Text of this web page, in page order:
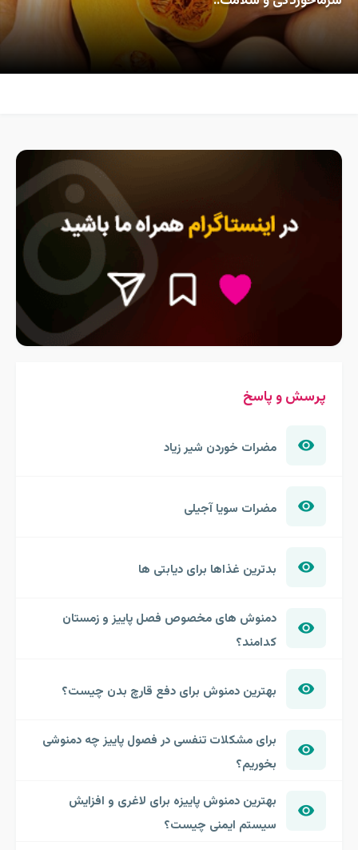
پرسش و پاسخ
مضرات خوردن شیر زیاد
مضرات سویا آجیلی
بدترین غذاها برای دیابتی ها
دمنوش های مخصوص فصل پاییز و زمستان
کدامند؟
بهترین دمنوش برای دفع قارچ بدن چیست؟
برای مشکلات تنفسی در فصول پاییز چه دمنوشی
بخوریم؟
بهترین دمنوش پاییزه برای لاغری و افزایش
سیستم ایمنی چیست؟